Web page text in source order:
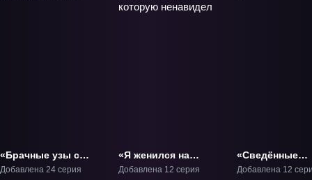
«Брачные узы с
семьёй Амагами»
Добавлена 24 серия
«Я женился на
однокласснице,
Добавлена 12 серия
«Сведённые
кукушкой 2»
Добавлена 12